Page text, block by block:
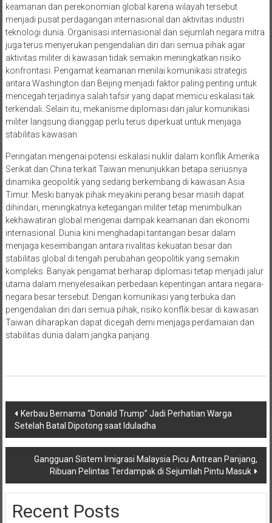
keamanan dan perekonomian global karena wilayah tersebut
menjadi pusat perdagangan internasional dan aktivitas industri
teknologi dunia. Organisasi internasional dan sejumlah negara mitra
juga terus menyerukan pengendalian diri dari semua pihak agar
aktivitas militer di kawasan tidak semakin meningkatkan risiko
konfrontasi. Pengamat keamanan menilai komunikasi strategis
antara Washington dan Beijing menjadi faktor paling penting untuk
mencegah terjadinya salah tafsir yang dapat memicu eskalasi tak
terkendali. Selain itu, mekanisme diplomasi dan jalur komunikasi
militer langsung dianggap perlu terus diperkuat untuk menjaga
stabilitas kawasan.
Peringatan mengenai potensi eskalasi nuklir dalam konflik Amerika
Serikat dan China terkait Taiwan menunjukkan betapa seriusnya
dinamika geopolitik yang sedang berkembang di kawasan Asia
Timur. Meski banyak pihak meyakini perang besar masih dapat
dihindari, meningkatnya ketegangan militer tetap menimbulkan
kekhawatiran global mengenai dampak keamanan dan ekonomi
internasional. Dunia kini menghadapi tantangan besar dalam
menjaga keseimbangan antara rivalitas kekuatan besar dan
stabilitas global di tengah perubahan geopolitik yang semakin
kompleks. Banyak pengamat berharap diplomasi tetap menjadi jalur
utama dalam menyelesaikan perbedaan kepentingan antara negara-
negara besar tersebut. Dengan komunikasi yang terbuka dan
pengendalian diri dari semua pihak, risiko konflik besar di kawasan
Taiwan diharapkan dapat dicegah demi menjaga perdamaian dan
stabilitas dunia dalam jangka panjang.
Navigasi
pos
Kerbau Bernama “Donald Trump” Jadi Perhatian Warga
Setelah Batal Dipotong saat Iduladha
Gangguan Sistem Imigrasi Malaysia Picu Antrean Panjang,
Ribuan Pelintas Terdampak di Sejumlah Pintu Masuk
Recent Posts